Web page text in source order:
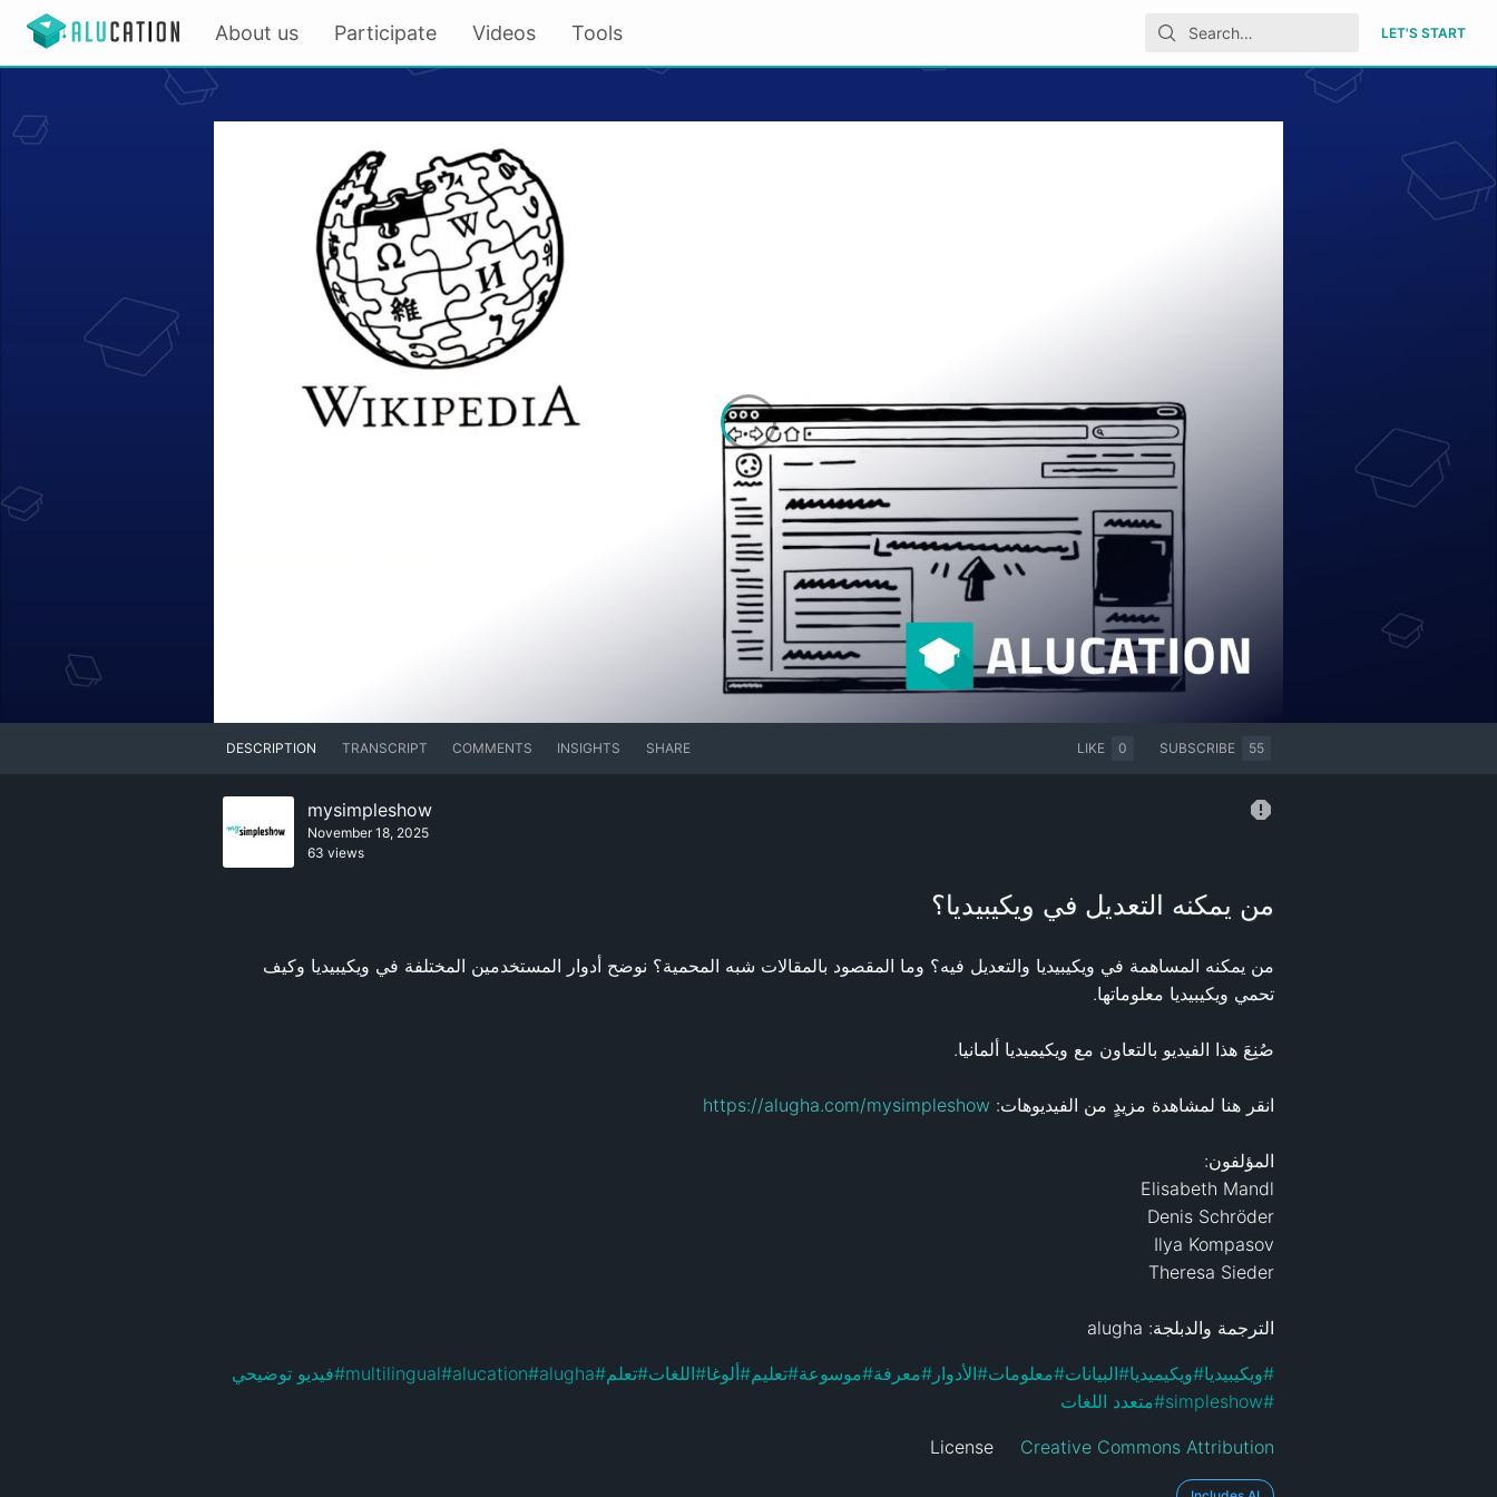
About us Participate Videos Tools LET'S START
DESCRIPTION TRANSCRIPT COMMENTS INSIGHTS SHARE LIKE 0 SUBSCRIBE 55
mysimpleshow
November 18, 2025
63 views
من يمكنه التعديل في ويكيبيديا؟
انقر هنا لمشاهدة مزيدٍ من الفيديوهات: https://alugha.com/mysimpleshow
الترجمة والدبلجة: alugha
#ويكيبيديا#ويكيميديا#البيانات#معلومات#الأدوار #معرفة#موسوعة#تعليم#ألوغا#اللغات#تعلم#
alugha
#
alucation
#
multilingual
#فيديو توضيحي
#
simpleshow
#متعدد اللغات
License Creative Commons Attribution